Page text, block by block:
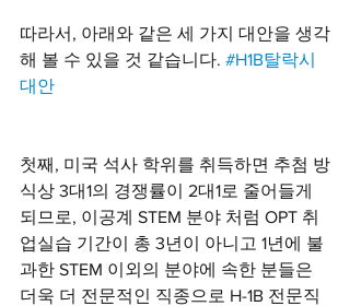
따라서, 아래와 같은 세 가지 대안을 생각
해 볼 수 있을 것 같습니다. #H1B탈락시
대안
첫째, 미국 석사 학위를 취득하면 추첨 방
식상 3대1의 경쟁률이 2대1로 줄어들게
되므로, 이공계 STEM 분야 처럼 OPT 취
업실습 기간이 총 3년이 아니고 1년에 불
과한 STEM 이외의 분야에 속한 분들은
더욱 더 전문적인 직종으로 H-1B 전문직